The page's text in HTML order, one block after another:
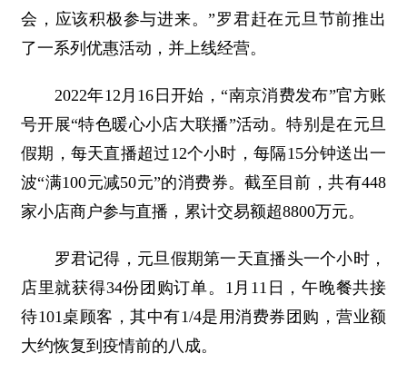
会，应该积极参与进来。”罗君赶在元旦节前推出
了一系列优惠活动，并上线经营。
2022年12月16日开始，“南京消费发布”官方账
号开展“特色暖心小店大联播”活动。特别是在元旦
假期，每天直播超过12个小时，每隔15分钟送出一
波“满100元减50元”的消费券。截至目前，共有448
家小店商户参与直播，累计交易额超8800万元。
罗君记得，元旦假期第一天直播头一个小时，
店里就获得34份团购订单。1月11日，午晚餐共接
待101桌顾客，其中有1/4是用消费券团购，营业额
大约恢复到疫情前的八成。